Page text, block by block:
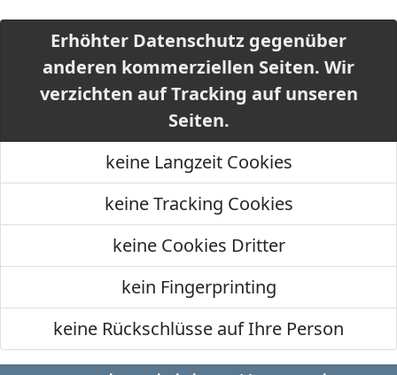
Erhöhter Datenschutz gegenüber
anderen kommerziellen Seiten. Wir
verzichten auf Tracking auf unseren
Seiten.
keine Langzeit Cookies
keine Tracking Cookies
keine Cookies Dritter
kein Fingerprinting
keine Rückschlüsse auf Ihre Person